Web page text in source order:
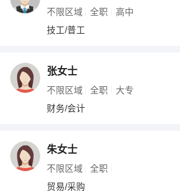
不限区域 全职 高中
技工/普工
张女士
不限区域 全职 大专
财务/会计
朱女士
不限区域 全职
贸易/采购